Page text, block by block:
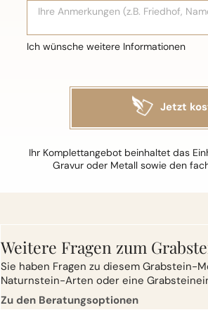
Ihr Komplettangebot beinhaltet das
Gravur oder Metall sowie den
Weitere Fragen zum
Sie haben Fragen zu diesem Grabstein-
Naturnstein-Arten oder eine
Zu den Beratungsoptionen